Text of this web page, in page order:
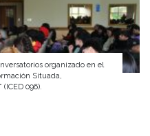
organizado en el
Situada,
096).